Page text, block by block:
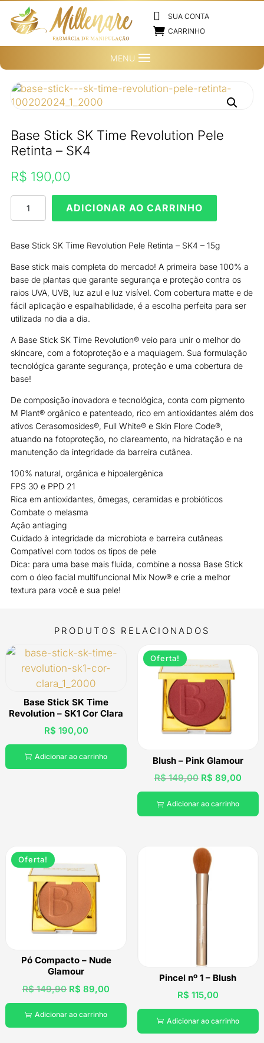
 SUA CONTA
 CARRINHO
Base Stick SK Time Revolution Pele
Retinta – SK4
R$ 190,00
Stick
Time
Pele
Retinta
-
SK4
quantidade
ADICIONAR AO CARRINHO
Base Stick SK Time Revolution Pele Retinta – SK4 – 15g
Base stick mais completa do mercado! A primeira base 100% a
base de plantas que garante segurança e proteção contra os
raios UVA, UVB, luz azul e luz visível. Com cobertura matte e de
fácil aplicação e espalhabilidade, é a escolha perfeita para ser
utilizada no dia a dia.
A Base Stick SK Time Revolution® veio para unir o melhor do
skincare, com a fotoproteção e a maquiagem. Sua formulação
tecnológica garante segurança, proteção e uma cobertura de
base!
De composição inovadora e tecnológica, conta com pigmento
M Plant® orgânico e patenteado, rico em antioxidantes além dos
ativos Cerasomosides®, Full White® e Skin Flore Code®,
atuando na fotoproteção, no clareamento, na hidratação e na
manutenção da integridade da barreira cutânea.
100% natural, orgânica e hipoalergênica
FPS 30 e PPD 21
Rica em antioxidantes, ômegas, ceramidas e probióticos
Combate o melasma
Ação antiaging
Cuidado à integridade da microbiota e barreira cutâneas
Compatível com todos os tipos de pele
Dica: para uma base mais fluida, combine a nossa Base Stick
com o óleo facial multifuncional Mix Now® e crie a melhor
textura para você e sua pele!
PRODUTOS RELACIONADOS
Base Stick SK Time
Revolution – SK1 Cor Clara
R$ 190,00
 Adicionar ao carrinho
Oferta!
Blush – Pink Glamour
R$149,00 O
preço
original
R$ 89,00O
 Adicionar ao carrinho
Oferta!
Pó Compacto – Nude
Glamour
R$149,90 O
preço
original
R$ 89,00O
preço
 Adicionar ao carrinho
Pincel nº 1 – Blush
R$ 115,00
 Adicionar ao carrinho